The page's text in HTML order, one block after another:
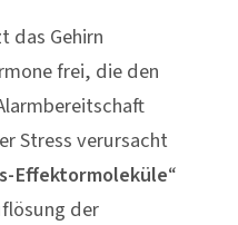
das Gehirn
frei, die den
Stress verursacht
Effektormoleküle“
der